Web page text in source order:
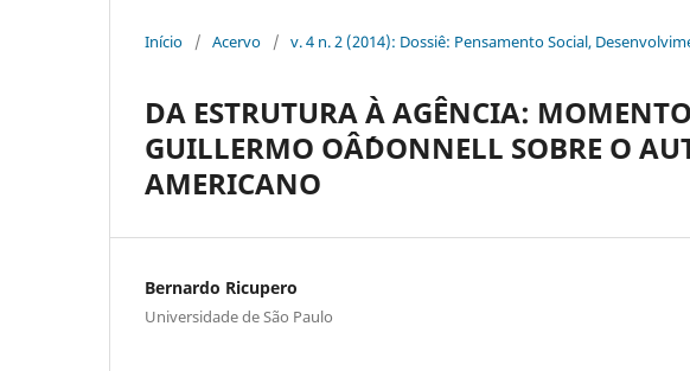
Início / Acervo / v. 4 n. 2 (2014): Dossiê: Pensamento Social,
DA ESTRUTURA À AGÊNCIA:
GUILLERMO OÂ´DONNELL SOBRE O
AMERICANO
Bernardo Ricupero
Universidade de São Paulo